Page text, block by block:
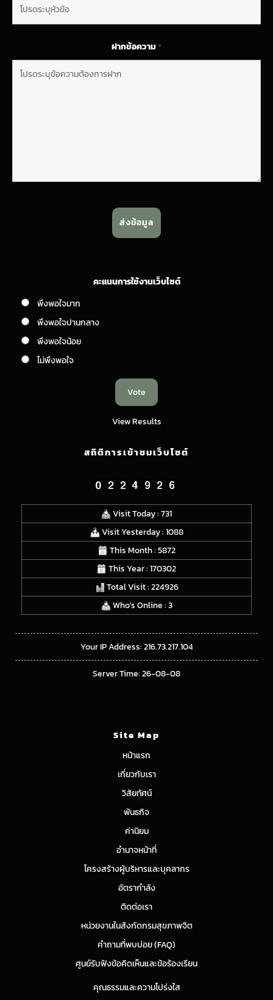
ฝากข้อความ*
คะแนนการใช้งานเว็บไซต์
พึงพอใจมาก
พึงพอใจปานกลาง
พึงพอใจน้อย
ไม่พึงพอใจ
View Results
สถิติการเข้าชมเว็บไซต์
Visit Today : 731
Visit Yesterday : 1088
This Month : 5872
This Year : 170302
Total Visit : 224926
Who's Online : 3
Your IP Address: 216.73.217.104
Server Time: 26-08-08
Site Map
หน้าแรก
เกี่ยวกับเรา
วิสัยทัศน์
พันธกิจ
ค่านิยม
อำนาจหน้าที่
โครงสร้างผู้บริหารและบุคลากร
อัตรากำลัง
ติดต่อเรา
หน่วยงานในสังกัดกรมสุขภาพจิต
คำถามที่พบบ่อย (FAQ)
ศูนย์รับฟังข้อคิดเห็นและข้อร้องเรียน
คุณธรรมและความโปร่งใส